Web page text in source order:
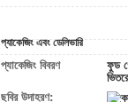
প্যাকেজিং এবং ডেলিভারি
প্যাকেজিং বিবরণ
ভিতরে
ছবির উদাহরণ: